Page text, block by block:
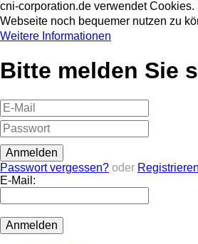
cni-corporation.de verwendet
Webseite noch bequemer nutzen zu
Weitere Informationen
Bitte melden Sie
Passwort vergessen? oder Registrieren
E-Mail: